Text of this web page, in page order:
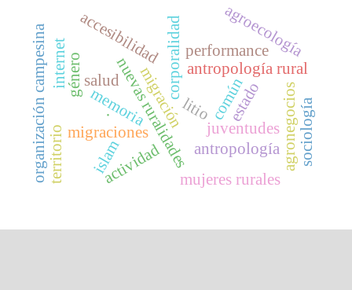
memoria
corporalidadperformance
migraciones juventudes
nuevas ruralidades
territorio
organización campesina salud
accesibilidad
género migraciónantropología rural
agronegocios
agroecología
litio
mujeres rurales
común
actividad antropología
.
internet
estado
islam sociología